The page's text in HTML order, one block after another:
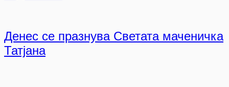
Денес се празнува Светата маченичка
Татјана